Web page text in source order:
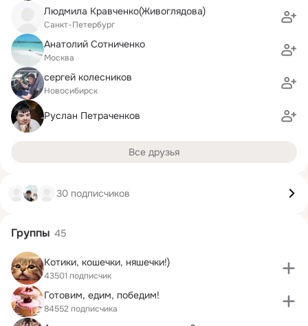
Людмила Кравченко(Живоглядова)
Санкт-Петербург
Анатолий Сотниченко
Москва
сергей колесников
Новосибирск
Руслан Петраченков
Все друзья
30 подписчиков
Группы 45
Котики, кошечки, няшечки!)
43501 подписчик
Готовим, едим, победим!
84552 подписчика